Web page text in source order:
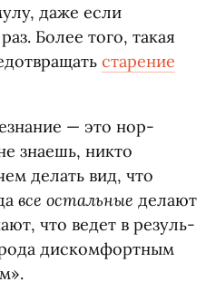
даже если
Более того, такая
старение
— это нор­
зна­ешь, никто
делать вид, что
все осталь­ные делают
что ведет в резуль­
рода дис­ком­форт­ным